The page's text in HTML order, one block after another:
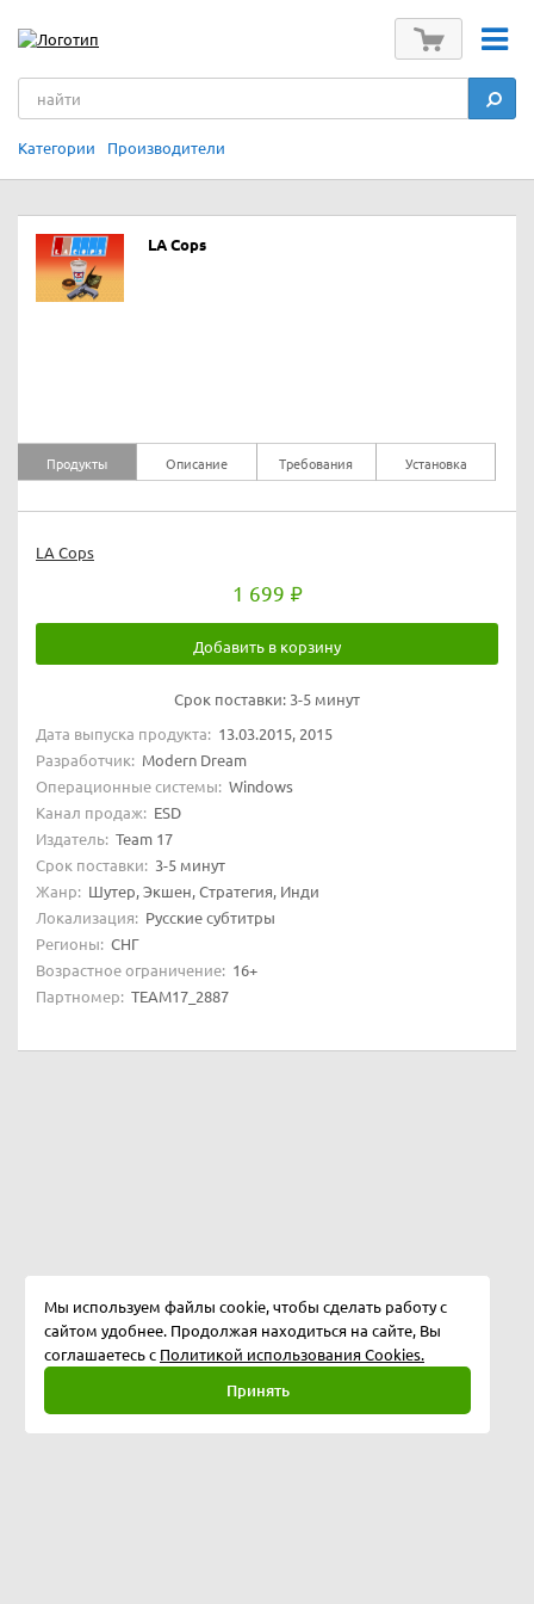
Категории Производители
LA Cops
Продукты Описание Требования Установка
LA Cops
1 699
Добавить в корзину
Срок поставки: 3-5 минут
Дата выпуска продукта: 13.03.2015, 2015
Разработчик: Modern Dream
Операционные системы: Windows
Канал продаж: ESD
Издатель: Team 17
Срок поставки: 3-5 минут
Жанр: Шутер, Экшен, Стратегия, Инди
Локализация: Русские субтитры
Регионы: СНГ
Возрастное ограничение: 16+
Партномер: TEAM17_2887
Мы используем файлы cookie, чтобы сделать работу с
сайтом удобнее. Продолжая находиться на сайте, Вы
соглашаетесь с Политикой использования Cookies.
Принять